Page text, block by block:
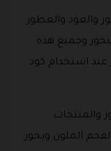
والعود والعطور
وجميع هذه
استخدام كود
والمنتجات
الملون وبخور